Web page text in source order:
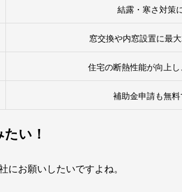
結露・寒さ対策
窓交換や内窓設置に最
住宅の断熱性能が向上
補助金申請も無
い！
お願いしたいですよね。